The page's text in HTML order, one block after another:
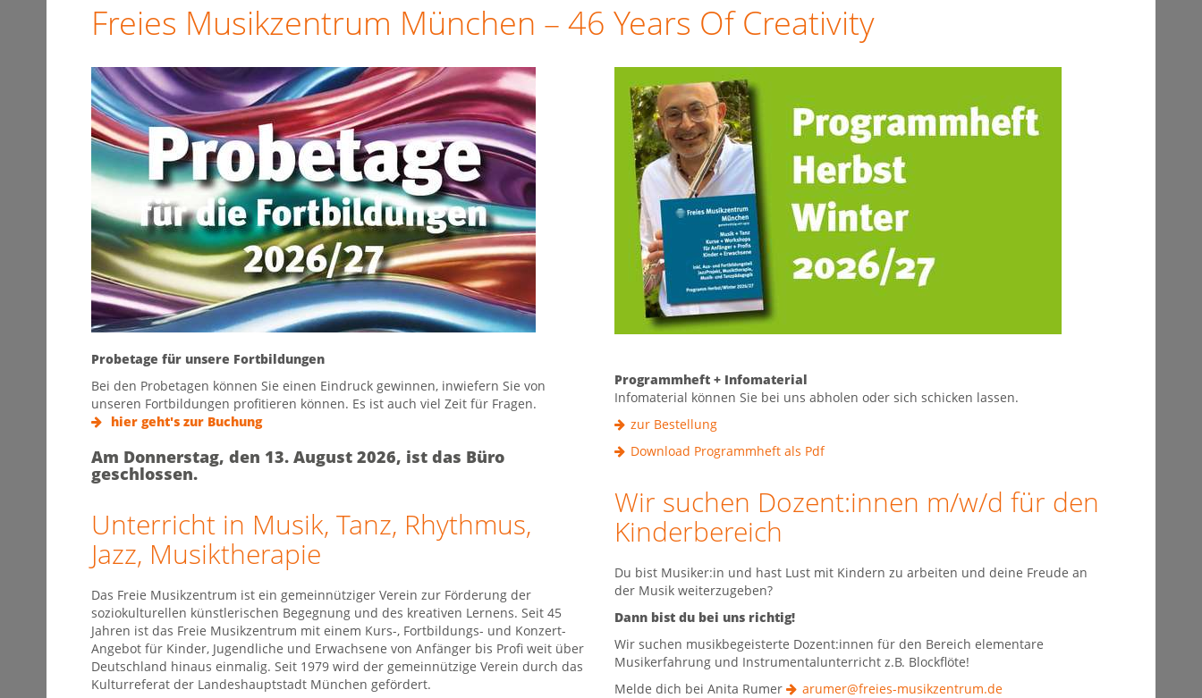
Freies Musikzentrum München – 46 Years Of Creativity
Probetage für unsere Fortbildungen
Bei den Probetagen können Sie einen Eindruck gewinnen, inwiefern Sie von
unseren Fortbildungen profitieren können. Es ist auch viel Zeit für Fragen.
hier geht's zur Buchung
Am Donnerstag, den 13. August 2026, ist das Büro
geschlossen.
Unterricht in Musik, Tanz, Rhythmus,
Jazz, Musiktherapie
Das Freie Musikzentrum ist ein gemeinnütziger Verein zur Förderung der
soziokulturellen künstlerischen Begegnung und des kreativen Lernens. Seit 45
Jahren ist das Freie Musikzentrum mit einem Kurs-, Fortbildungs- und Konzert-
Angebot für Kinder, Jugendliche und Erwachsene von Anfänger bis Profi weit über
Deutschland hinaus einmalig. Seit 1979 wird der gemeinnützige Verein durch das
Kulturreferat der Landeshauptstadt München gefördert.
Programmheft + Infomaterial
Infomaterial können Sie bei uns abholen oder sich schicken lassen.
zur Bestellung
Download Programmheft als Pdf
Wir suchen Dozent:innen m/w/d für den
Kinderbereich
Du bist Musiker:in und hast Lust mit Kindern zu arbeiten und deine Freude an
der Musik weiterzugeben?
Dann bist du bei uns richtig!
Wir suchen musikbegeisterte Dozent:innen für den Bereich elementare
Musikerfahrung und Instrumentalunterricht z.B. Blockflöte!
Melde dich bei Anita Rumer
arumer@freies-musikzentrum.de